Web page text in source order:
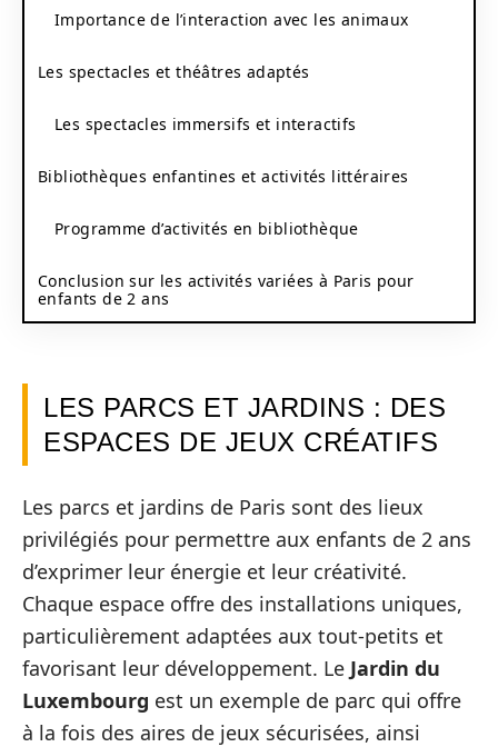
Importance de l’interaction avec les animaux
Les spectacles et théâtres adaptés
Les spectacles immersifs et interactifs
Bibliothèques enfantines et activités littéraires
Programme d’activités en bibliothèque
Conclusion sur les activités variées à Paris pour
enfants de 2 ans
LES PARCS ET JARDINS : DES
ESPACES DE JEUX CRÉATIFS
Les parcs et jardins de Paris sont des lieux
privilégiés pour permettre aux enfants de 2 ans
d’exprimer leur énergie et leur créativité.
Chaque espace offre des installations uniques,
particulièrement adaptées aux tout-petits et
favorisant leur développement. Le Jardin du
Luxembourg est un exemple de parc qui offre
à la fois des aires de jeux sécurisées, ainsi